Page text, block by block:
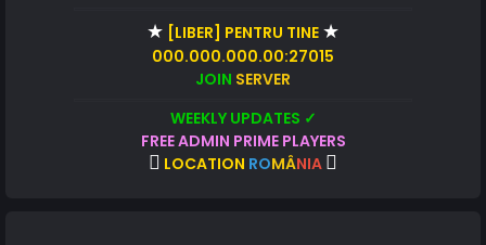
★ [LIBER] PENTRU TINE ★
000.000.000.00:27015
JOIN SERVER
WEEKLY UPDATES ✓
FREE ADMIN PRIME PLAYERS
LOCATION ROMÂNIA